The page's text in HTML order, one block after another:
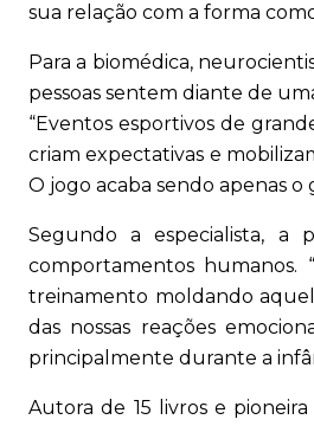
sua relação com a forma
Para a biomédica,
pessoas sentem diante de
“Eventos esportivos de
criam expectativas e
O jogo acaba sendo apenas o
Segundo a especialista, a
comportamentos humanos.
treinamento moldando
das nossas reações
principalmente durante a
Autora de 15 livros e